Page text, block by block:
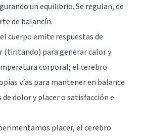
un equilibrio. Se regulan, de
de balancín.
cuerpo emite respuestas de
(tiritando) para generar calor y
corporal; el cerebro
vías para mantener en balance
dolor y placer o satisfacción e
placer, el cerebro